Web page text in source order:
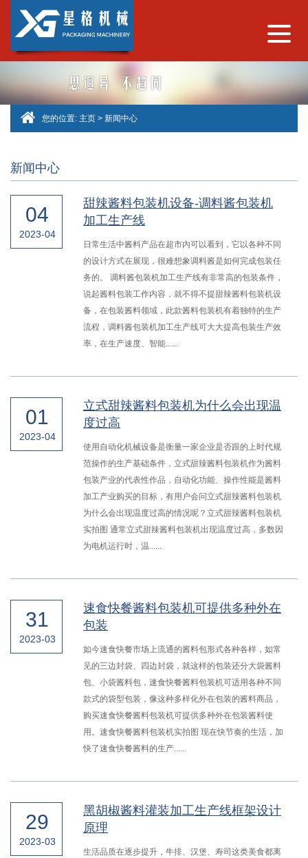
您的位置: 主页 > 新闻中心
新闻中心
04
2023-04
甜辣酱料包装机设备-调料酱包装机
加工生产线
日常生活中酱料产品在超市内可以看到，它以各种不同
的设计方式在展现，很难想象调料酱是如何完成包装任
务的。 调料酱包装机加工生产线有非常高的包装条件，
说起酱料包装工作内容，就不得不提甜辣酱料包装机设
备，在包装酱料领域，此款酱料包装机有着独特的生产
流程，调料酱包装机加工生产线可大大提高包装生产效
率，在生产速度、智能......
01
2023-04
立式甜辣酱料包装机为什么会出现温
度过高
使用自动化机械设备是衡量一家企业是否跟的上时代规
范操作的生产基础条件，立式甜辣酱料包装机作为酱料
包装产业的代表性作品，自动化功能、操作性能是酱料
加工产业购买的目标，有用户会问立式甜辣酱料包装机
为什么会出现温度过高的情况呢？立式甜辣酱料包装机
实拍图 通常立式甜辣酱料包装机出现温度过高，多数因
为电机运行时，温......
31
2023-03
速食快餐酱料包装机可提供多种外在
包装
如今速食快餐市场上流通的酱料包形式各种各样，如常
见的三边封袋、四边封袋，就这样的包装还分大袋酱料
包、小袋酱料包，速食快餐酱料包装机可适用各种不同
款式的袋型包装，像这种多样化外在包装的酱料商品，
购买速食快餐酱料包装机可提供多种外在包装酱料使
用。速食快餐酱料包装机实拍图 现在快节奏的生活，加
快了速食快餐酱料的生产......
29
2023-03
黑胡椒酱料灌装加工生产线框架设计
原理
生活品质在逐步提升，牛排、汉堡、寿司这类美食都离